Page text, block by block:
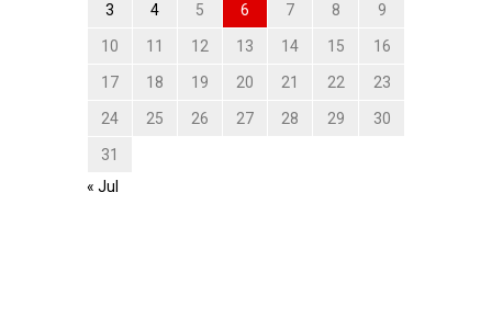
3 4 5 6 7 8 9
10 11 12 13 14 15 16
17 18 19 20 21 22 23
24 25 26 27 28 29 30
31
« Jul